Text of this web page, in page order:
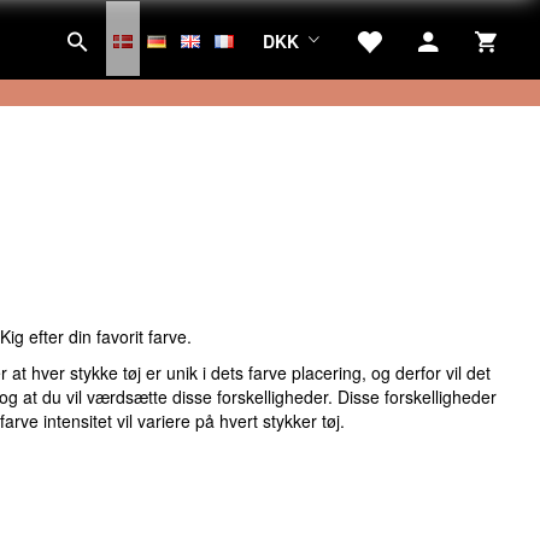
DKK
efter din favorit farve.
hver stykke tøj er unik i dets farve placering, og derfor vil det
at du vil værdsætte disse forskelligheder. Disse forskelligheder
intensitet vil variere på hvert stykker tøj.